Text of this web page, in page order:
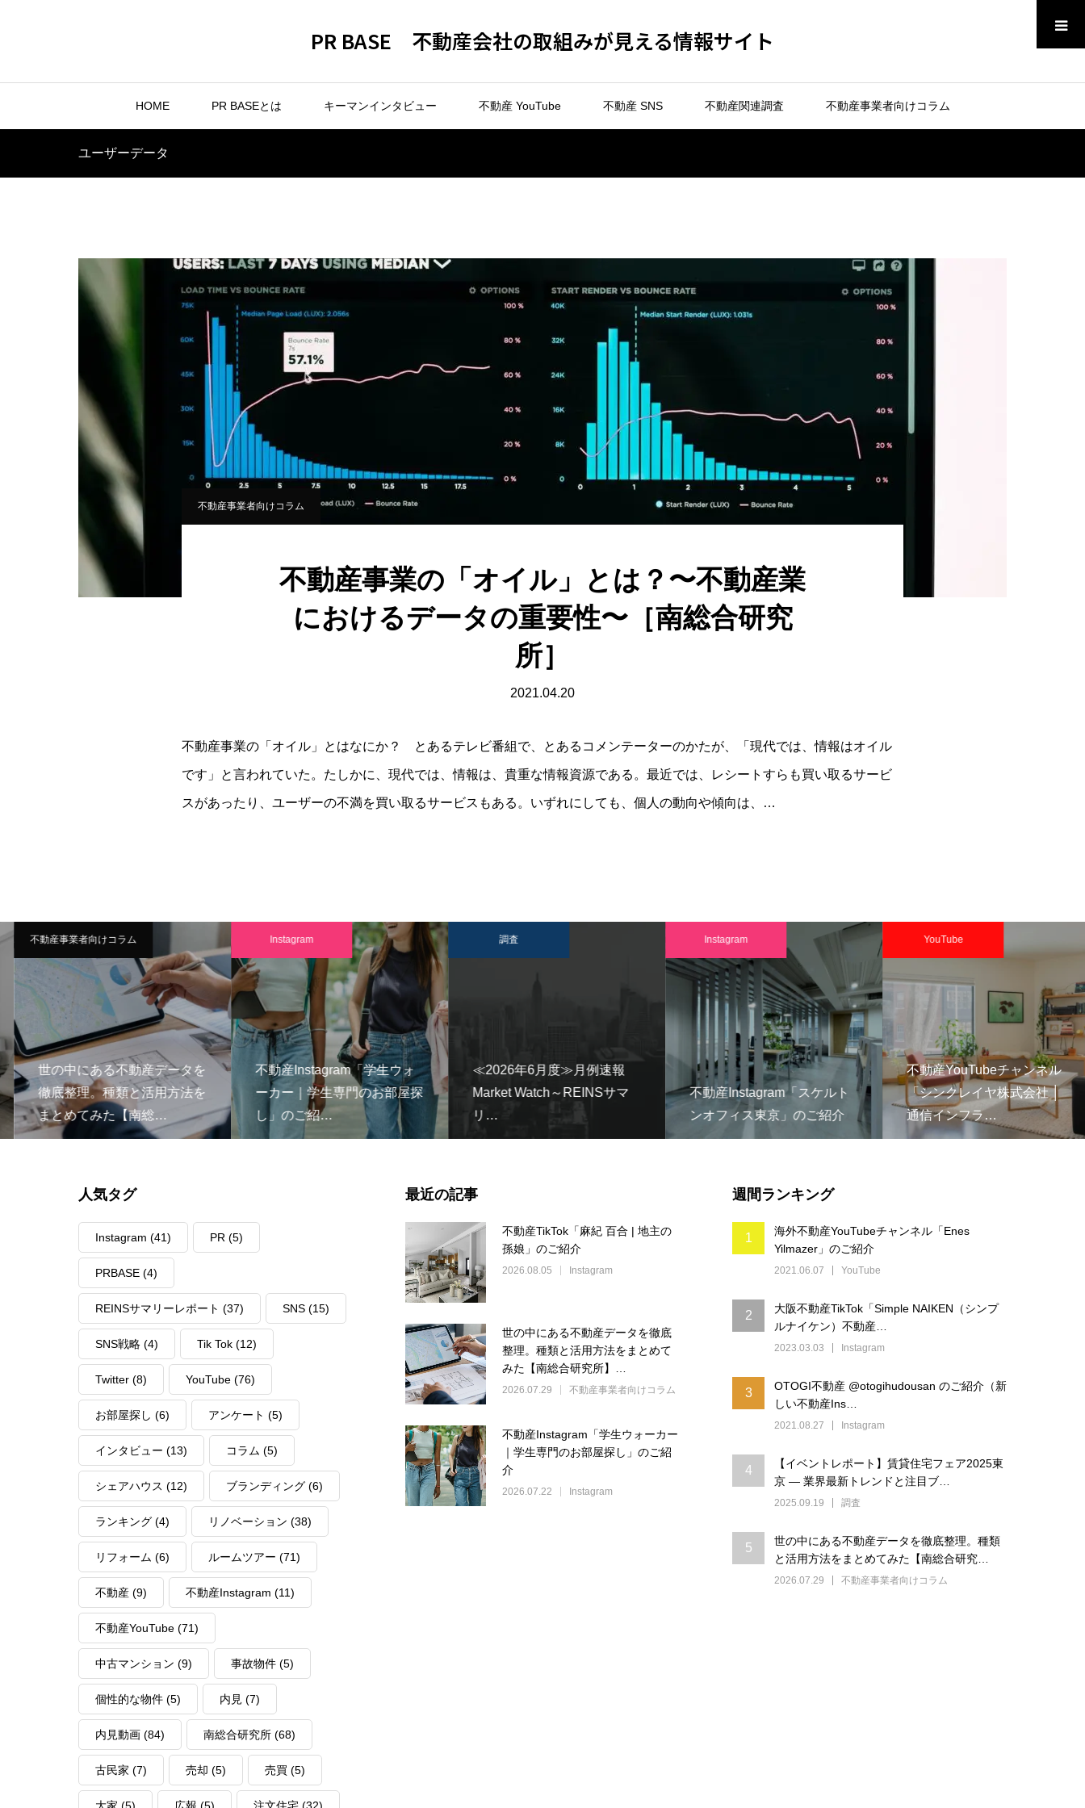
PR BASE 不動産会社の取組みが見える情報サイト
HOME PR BASEとは キーマンインタビュー 不動産 YouTube 不動産 SNS 不動産関連調査 不動産事業者向けコラム
ユーザーデータ
不動産事業者向けコラム
不動産事業の「オイル」とは？〜不動産業
におけるデータの重要性〜［南総合研究
所］
2021.04.20
不動産事業の「オイル」とはなにか？ とあるテレビ番組で、とあるコメンテーターのかたが、「現代では、情報はオイル
です」と言われていた。たしかに、現代では、情報は、貴重な情報資源である。最近では、レシートすらも買い取るサービ
スがあったり、ユーザーの不満を買い取るサービスもある。いずれにしても、個人の動向や傾向は、…
不動産事業者向けコラム
世の中にある不動産データを
徹底整理。種類と活用方法を
まとめてみた【南総…
Instagram
不動産Instagram「学生ウォ
ーカー｜学生専門のお部屋探
し」のご紹…
調査
≪2026年6月度≫月例速報
Market Watch～REINSサマ
リ…
Instagram
不動産Instagram「スケルト
ンオフィス東京」のご紹介
YouTube
不動産YouTubeチャンネル
「シンクレイヤ株式会社 │
通信インフラ…
人気タグ
Instagram (41) PR (5)
PRBASE (4)
REINSサマリーレポート (37) SNS (15)
SNS戦略 (4) Tik Tok (12)
Twitter (8) YouTube (76)
お部屋探し (6) アンケート (5)
インタビュー (13) コラム (5)
シェアハウス (12) ブランディング (6)
ランキング (4) リノベーション (38)
リフォーム (6) ルームツアー (71)
不動産 (9) 不動産Instagram (11)
不動産YouTube (71)
中古マンション (9) 事故物件 (5)
個性的な物件 (5) 内見 (7)
内見動画 (84) 南総合研究所 (68)
古民家 (7) 売却 (5) 売買 (5)
最近の記事
不動産TikTok「麻紀 百合 | 地主の
孫娘」のご紹介
2026.08.05 Instagram
世の中にある不動産データを徹底
整理。種類と活用方法をまとめて
みた【南総合研究所】…
2026.07.29 不動産事業者向けコラム
不動産Instagram「学生ウォーカー
｜学生専門のお部屋探し」のご紹
介
2026.07.22 Instagram
週間ランキング
1
海外不動産YouTubeチャンネル「Enes
Yilmazer」のご紹介
2021.06.07 YouTube
2
大阪不動産TikTok「Simple NAIKEN（シンプ
ルナイケン）不動産…
2023.03.03 Instagram
3
OTOGI不動産 @otogihudousan のご紹介（新
しい不動産Ins…
2021.08.27 Instagram
4
【イベントレポート】賃貸住宅フェア2025東
京 ― 業界最新トレンドと注目ブ…
2025.09.19 調査
5
世の中にある不動産データを徹底整理。種類
と活用方法をまとめてみた【南総合研究…
2026.07.29 不動産事業者向けコラム